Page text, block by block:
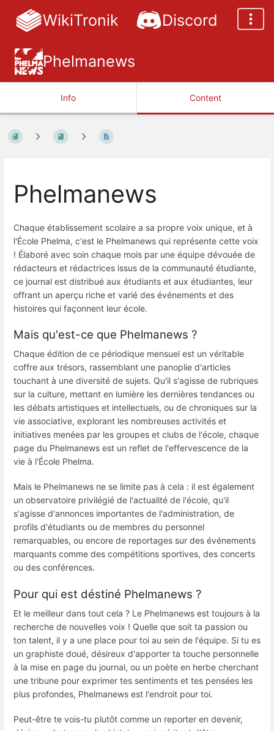
WikiTronik Discord
Phelmanews
Info Content
Phelmanews
Chaque établissement scolaire a sa propre voix unique, et à
l'École Phelma, c'est le Phelmanews qui représente cette voix
! Élaboré avec soin chaque mois par une équipe dévouée de
rédacteurs et rédactrices issus de la communauté étudiante,
ce journal est distribué aux étudiants et aux étudiantes, leur
offrant un aperçu riche et varié des événements et des
histoires qui façonnent leur école.
Mais qu'est-ce que Phelmanews ?
Chaque édition de ce périodique mensuel est un véritable
coffre aux trésors, rassemblant une panoplie d'articles
touchant à une diversité de sujets. Qu'il s'agisse de rubriques
sur la culture, mettant en lumière les dernières tendances ou
les débats artistiques et intellectuels, ou de chroniques sur la
vie associative, explorant les nombreuses activités et
initiatives menées par les groupes et clubs de l'école, chaque
page du Phelmanews est un reflet de l'effervescence de la
vie à l'École Phelma.
Mais le Phelmanews ne se limite pas à cela : il est également
un observatoire privilégié de l'actualité de l'école, qu'il
s'agisse d'annonces importantes de l'administration, de
profils d'étudiants ou de membres du personnel
remarquables, ou encore de reportages sur des événements
marquants comme des compétitions sportives, des concerts
ou des conférences.
Pour qui est déstiné Phelmanews ?
Et le meilleur dans tout cela ? Le Phelmanews est toujours à la
recherche de nouvelles voix ! Quelle que soit ta passion ou
ton talent, il y a une place pour toi au sein de l'équipe. Si tu es
un graphiste doué, désireux d'apporter ta touche personnelle
à la mise en page du journal, ou un poète en herbe cherchant
une tribune pour exprimer tes sentiments et tes pensées les
plus profondes, Phelmanews est l'endroit pour toi.
Peut-être te vois-tu plutôt comme un reporter en devenir,